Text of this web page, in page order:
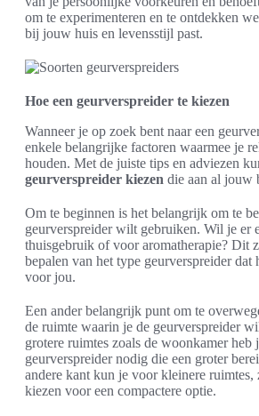
om te experimenteren en te ontdekken
bij jouw huis en levensstijl past.
Hoe een geurverspreider te kiezen
Wanneer je op zoek bent naar een
enkele belangrijke factoren waarmee je
houden. Met de juiste tips en adviezen
geurverspreider kiezen die aan al jouw
Om te beginnen is het belangrijk om te
geurverspreider wilt gebruiken. Wil je er
thuisgebruik of voor aromatherapie? Dit
bepalen van het type geurverspreider dat
voor jou.
Een ander belangrijk punt om te
de ruimte waarin je de geurverspreider
grotere ruimtes zoals de woonkamer heb
geurverspreider nodig die een groter
andere kant kun je voor kleinere ruimtes,
kiezen voor een compactere optie.